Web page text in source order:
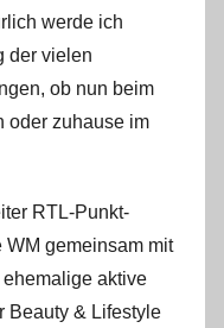
werde ich
der vielen
ob nun beim
oder zuhause im
RTL-Punkt-
WM gemeinsam mit
ehemalige aktive
Beauty & Lifestyle